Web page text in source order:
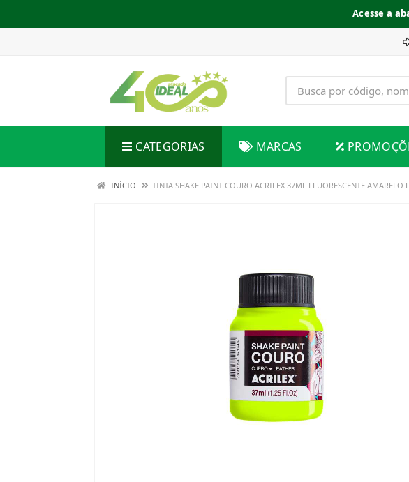
Acesse a
CATEGORIAS MARCAS
INÍCIO TINTA SHAKE PAINT COURO ACRILEX 37ML FLUORESCENTE AMARELO